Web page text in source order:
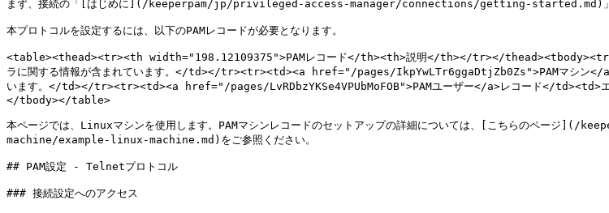
まず、接続の「[はじめに](/keeperpam/jp/privileged-access-manager/connections/getting-started.md)」のペ
本プロトコルを設定するには、以下のPAMレコードが必要となります。
<table><thead><tr><th width="198.12109375">PAMレコード</th><th>説明</th></tr></
ラに関する情報が含まれています。</td></tr><tr><td><a href="/pages/IkpYwLTr6ggaDtjZb0Zs">PAMマシン</a>
います。</td></tr><tr><td><a href="/pages/LvRDbzYKSe4VPUbMoFOB">PAMユーザー</a>レコード</td><td>エ
</tbody></table>
本ページでは、Linuxマシンを使用します。PAMマシンレコードのセットアップの詳細については、[こちらの
machine/example-linux-machine.md)をご参照ください。
## PAM設定 - Telnetプロトコル
### 接続設定へのアクセス